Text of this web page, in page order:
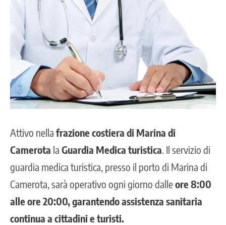
Attivo nella frazione costiera di Marina di
Camerota la Guardia Medica turistica . Il servizio di
guardia medica turistica, presso il porto di Marina di
Camerota , sarà operativo ogni giorno dalleore 8:00
alle ore 20:00, garantendo assistenza sanitaria
continua a cittadini e turisti.